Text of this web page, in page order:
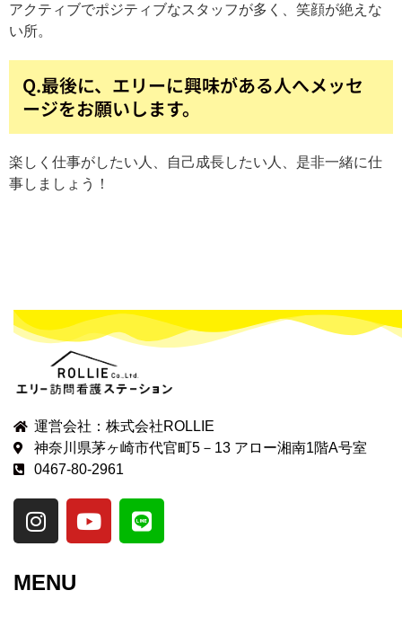
アクティブでポジティブなスタッフが多く、笑顔が絶えな
い所。
Q.最後に、エリーに興味がある人へメッセ
ージをお願いします。
楽しく仕事がしたい人、自己成長したい人、是非一緒に仕
事しましょう！
運営会社：株式会社ROLLIE
神奈川県茅ヶ崎市代官町5－13 アロー湘南1階A号室
0467-80-2961
MENU